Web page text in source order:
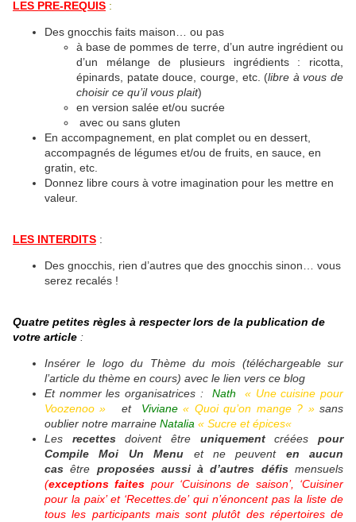
LES PRE-REQUIS :
Des gnocchis faits maison… ou pas
à base de pommes de terre, d’un autre ingrédient ou
d’un mélange de plusieurs ingrédients : ricotta,
épinards, patate douce, courge, etc. (libre à vous de
choisir ce qu’il vous plait)
en version salée et/ou sucrée
avec ou sans gluten
En accompagnement, en plat complet ou en dessert,
accompagnés de légumes et/ou de fruits, en sauce, en
gratin, etc.
Donnez libre cours à votre imagination pour les mettre en
valeur.
LES INTERDITS :
Des gnocchis, rien d’autres que des gnocchis sinon… vous
serez recalés !
Quatre petites règles à respecter lors de la publication de
votre article :
Insérer le logo du Thème du mois (téléchargeable sur
l’article du thème en cours) avec le lien vers ce blog
Et nommer les organisatrices :
Nath « Une cuisine pour
Voozenoo» et Viviane « Quoi qu’on mange ? »sans
oublier notre marraine Natalia « Sucre et épices«
Les recettesdoivent être uniquementcrééespour
Compile Moi Un Menu et ne peuvent en aucun
cas être proposées aussi à d’autres défismensuels
(exceptions faites pour ‘Cuisinons de saison’, ‘Cuisiner
pour la paix’ et ‘Recettes.de’ qui n’énoncent pas la liste de
tous les participants mais sont plutôt des répertoires de